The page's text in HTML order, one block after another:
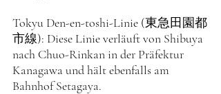
Tokyu Den-en-toshi-Linie (東急田園都
市線): Diese Linie verläuft von Shibuya
nach Chuo-Rinkan in der Präfektur
Kanagawa und hält ebenfalls am
Bahnhof Setagaya.